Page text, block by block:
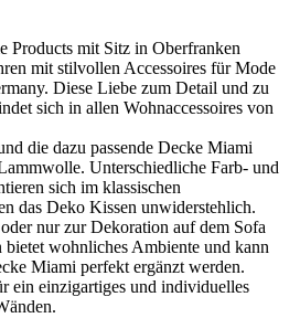
Products mit Sitz in Oberfranken
mit stilvollen Accessoires für Mode
Diese Liebe zum Detail und zu
sich in allen Wohnaccessoires von
die dazu passende Decke Miami
Unterschiedliche Farb- und
sich im klassischen
das Deko Kissen unwiderstehlich.
nur zur Dekoration auf dem Sofa
bietet wohnliches Ambiente und kann
Miami perfekt ergänzt werden.
ein einzigartiges und individuelles